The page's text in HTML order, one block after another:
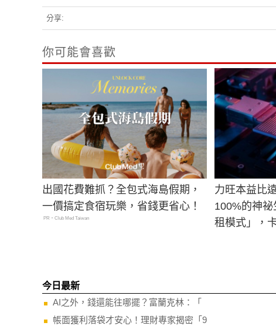
分享:
你可能會喜歡
出國花費難抓？全包式海島假期，
一價搞定食宿玩樂，省錢更省心！
PR・Club Med Taiwan
力旺本益比
100%的神
租模式」，
今日最新
AI之外，錢還能往哪擺？富蘭克林：「
帳面獲利落袋才安心！理財專家揭密「9